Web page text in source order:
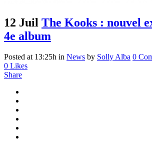
12 Juil The Kooks : nouvel
4e album
Posted at 13:25h in News by Solly Alba 0
0 Likes
Share